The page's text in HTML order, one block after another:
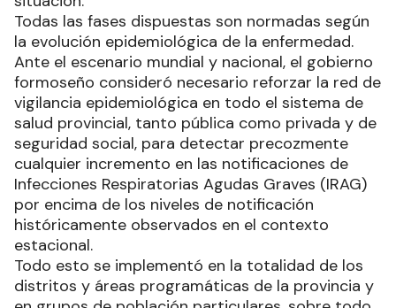
Todas las fases dispuestas son normadas según
la evolución epidemiológica de la enfermedad.
Ante el escenario mundial y nacional, el gobierno
formoseño consideró necesario reforzar la red de
vigilancia epidemiológica en todo el sistema de
salud provincial, tanto pública como privada y de
seguridad social, para detectar precozmente
cualquier incremento en las notificaciones de
Infecciones Respiratorias Agudas Graves (IRAG)
por encima de los niveles de notificación
históricamente observados en el contexto
estacional.
Todo esto se implementó en la totalidad de los
distritos y áreas programáticas de la provincia y